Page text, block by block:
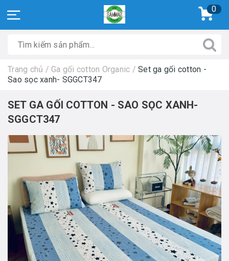
0
Trang chủ / Ga gối cotton Organic / Set ga gối cotton -
Sao sọc xanh- SGGCT347
SET GA GỐI COTTON - SAO SỌC XANH-
SGGCT347